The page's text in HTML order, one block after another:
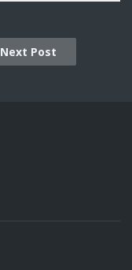
Next Post